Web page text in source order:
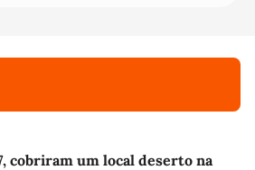
cobriram um local deserto na